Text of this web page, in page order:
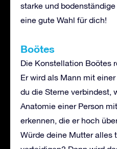
starke und
eine gute Wahl für dich!
Boötes
Die Konstellation Boötes
Er wird als Mann mit
du die Sterne verbindest,
Anatomie einer Person
erkennen, die er hoch
Würde deine Mutter alles